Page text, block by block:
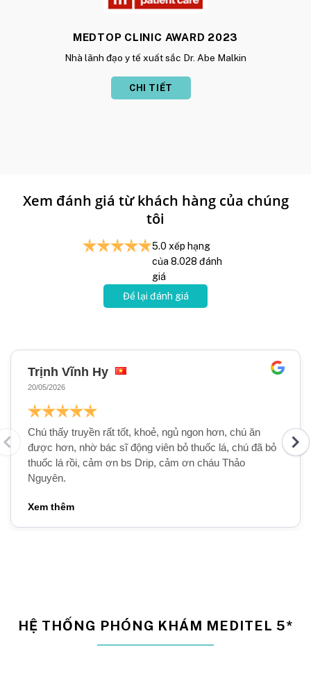
MEDTOP CLINIC AWARD 2023
Nhà lãnh đạo y tế xuất sắc Dr. Abe Malkin
CHI TIẾT
Xem đánh giá từ khách hàng của chúng
tôi
5.0 xếp hạng
của 8.028 đánh
giá
Để lại đánh giá
Trịnh Vĩnh Hy
20/05/2026
Chú thấy truyền rất tốt, khoẻ, ngủ ngon hơn, chú ăn
được hơn, nhờ bác sĩ động viên bỏ thuốc lá, chú đã bỏ
thuốc lá rồi, cảm ơn bs Drip, cảm ơn cháu Thảo
Nguyên.
HỆ THỐNG PHÓNG KHÁM MEDITEL 5*